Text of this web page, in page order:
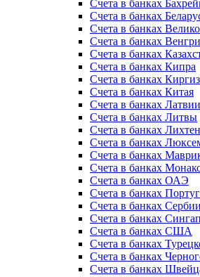
Счета в банках
Счета в банках
Счета в банках
Счета в банках
Счета в банках
Счета в банках Кипра
Счета в банках
Счета в банках Китая
Счета в банках Латвии
Счета в банках Литвы
Счета в банках
Счета в банках
Счета в банках
Счета в банках
Счета в банках ОАЭ
Счета в банках
Счета в банках Сербии
Счета в банках
Счета в банках США
Счета в банках
Счета в банках
Счета в банках